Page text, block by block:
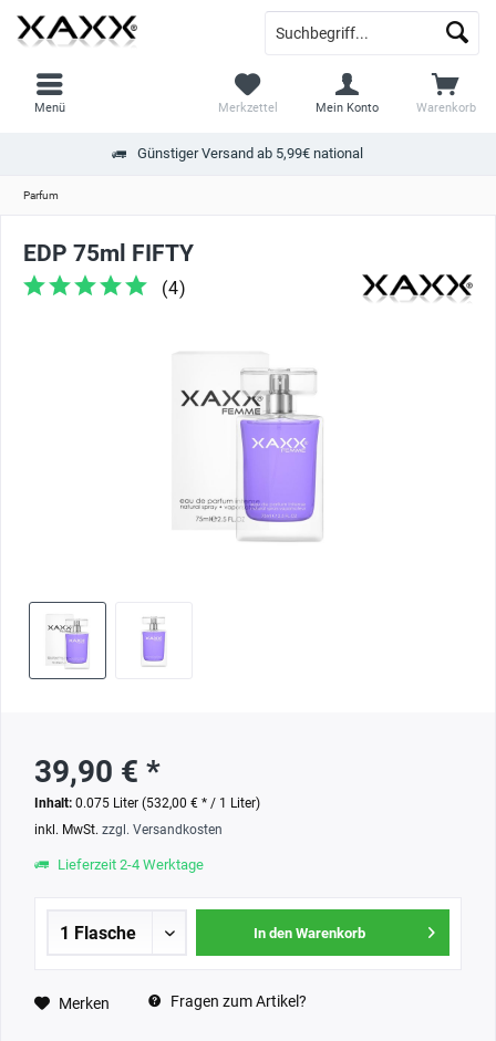
Günstiger Versand ab 5,99€ national
Warenkorb
Merkzettel Mein Konto
Menü
Parfum
EDP 75ml FIFTY
(4)
39,90 € *
Inhalt: 0.075 Liter (532,00 € * / 1 Liter)
inkl. MwSt. zzgl. Versandkosten
Lieferzeit 2-4 Werktage
In den Warenkorb
Merken Fragen zum Artikel?